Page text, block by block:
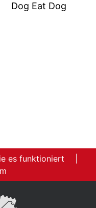
Dog Eat Dog
es funktioniert